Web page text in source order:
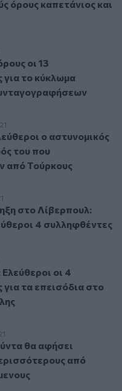
όρους καπετάνιος και
οι 13
οι 13
για το κύκλωμα
ο αστυνομικός
ο αστυνομικός
του που
από Τούρκους
στο Λίβερπουλ:
στο Λίβερπουλ:
4 συλληφθέντες
οι 4
οι 4
τα επεισόδια στο
θα αφήσει
θα αφήσει
από